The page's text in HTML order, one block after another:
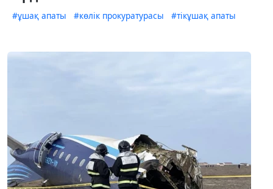
#ұшақ апаты #көлік прокуратурасы #тікұшақ апаты